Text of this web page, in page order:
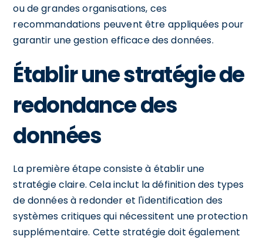
ou de grandes organisations, ces
recommandations peuvent être appliquées pour
garantir une gestion efficace des données.
Établir une stratégie de
redondance des
données
La première étape consiste à établir une
stratégie claire. Cela inclut la définition des types
de données à redonder et l'identification des
systèmes critiques qui nécessitent une protection
supplémentaire. Cette stratégie doit également